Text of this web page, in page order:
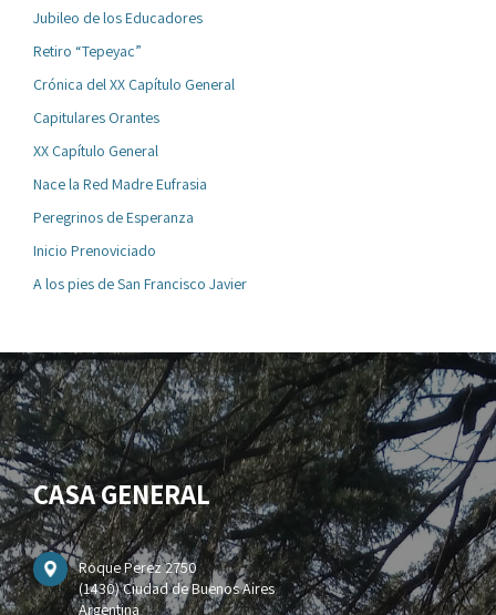
Jubileo de los Educadores
Retiro “Tepeyac”
Crónica del XX Capítulo General
Capitulares Orantes
XX Capítulo General
Nace la Red Madre Eufrasia
Peregrinos de Esperanza
Inicio Prenoviciado
A los pies de San Francisco Javier
CASA GENERAL
Roque Perez 2750
(1430) Ciudad de Buenos Aires
Argentina